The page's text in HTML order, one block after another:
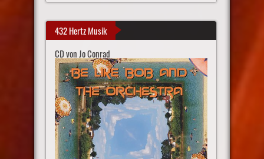
432 Hertz Musik
CD von Jo Conrad